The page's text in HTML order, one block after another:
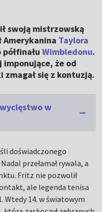
swoją mistrzowską
Amerykanina Taylora
półfinałuWimbledonu.
że od
się z kontuzją.
w
doświadczonego
przełamał rywala, a
Fritz nie pozwolił
ale legenda tenisa
Wtedy 14. w światowym